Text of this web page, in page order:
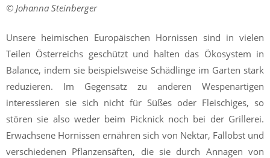
© Johanna Steinberger
Unsere heimischen Europäischen Hornissen sind in vielen
Teilen Österreichs geschützt und halten das Ökosystem in
Balance, indem sie beispielsweise Schädlinge im Garten stark
reduzieren. Im Gegensatz zu anderen Wespenartigen
interessieren sie sich nicht für Süßes oder Fleischiges, so
stören sie also weder beim Picknick noch bei der Grillerei.
Erwachsene Hornissen ernähren sich von Nektar, Fallobst und
verschiedenen Pflanzensäften, die sie durch Annagen von